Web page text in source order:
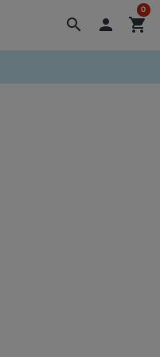
search  shopping_cart
0